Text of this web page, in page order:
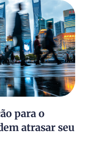
para o
atrasar seu